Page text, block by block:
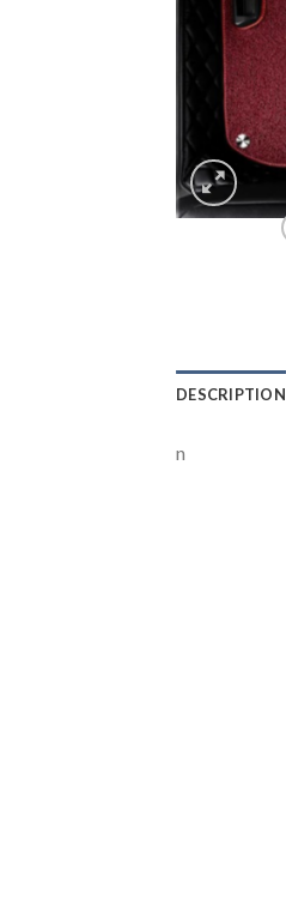
DESCRIPTION
n